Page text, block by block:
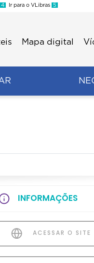
4 Ir para o VLibras 5
Mapa digital
INFORMAÇÕES
ACESSAR O SITE